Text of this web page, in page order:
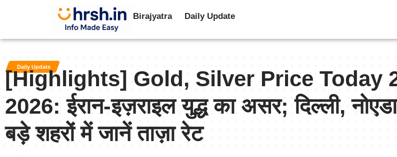
Birajyatra Daily Update
Daily Update
[Highlights] Gold, Silver Price Today
2026: ईरान-इज़राइल युद्ध का असर; दिल्ली,
बड़े शहरों में जानें ताज़ा रेट